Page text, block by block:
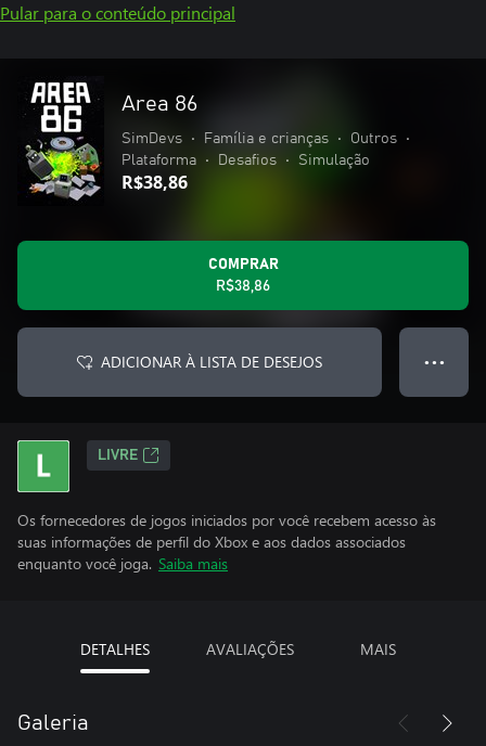
Pular para o conteúdo principal
Area 86
SimDevs • Família e crianças • Outros
•
Plataforma
• Desafios • Simulação
R$38,86
COMPRAR
R$38,86
ADICIONAR À LISTA DE DESEJOS ● ● ●
LIVRE
Os fornecedores de jogos iniciados por você recebem acesso às
suas informações de perfil do Xbox e aos dados associados
enquanto você joga. Saiba mais
DETALHES AVALIAÇÕES MAIS
Galeria